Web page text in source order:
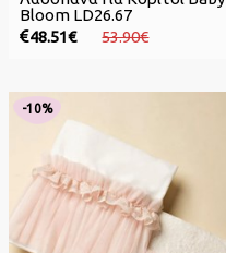
Bloom LD26.67
48.51€
53.90€
-10%